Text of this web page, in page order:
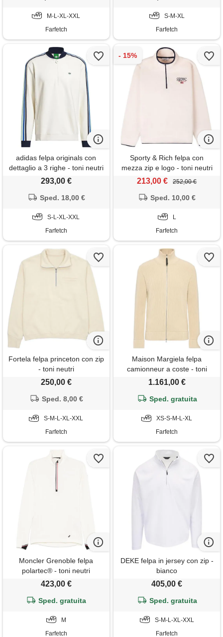
M-L-XL-XXL
Farfetch
S-M-XL
Farfetch
adidas felpa originals con
dettaglio a 3 righe - toni neutri
293,00 €
Sped. 18,00 €
S-L-XL-XXL
Farfetch
Sporty & Rich felpa con
mezza zip e logo - toni neutri
213,00 € 252,00 €
Sped. 10,00 €
L
Farfetch
Fortela felpa princeton con zip
- toni neutri
250,00 €
Sped. 8,00 €
S-M-L-XL-XXL
Farfetch
Maison Margiela felpa
camionneur a coste - toni
neutri
1.161,00 €
Sped. gratuita
XS-S-M-L-XL
Farfetch
Moncler Grenoble felpa
polartec® - toni neutri
423,00 €
Sped. gratuita
M
Farfetch
DEKE felpa in jersey con zip -
bianco
405,00 €
Sped. gratuita
S-M-L-XL-XXL
Farfetch